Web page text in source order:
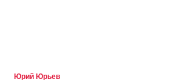
Юрий Юрьев